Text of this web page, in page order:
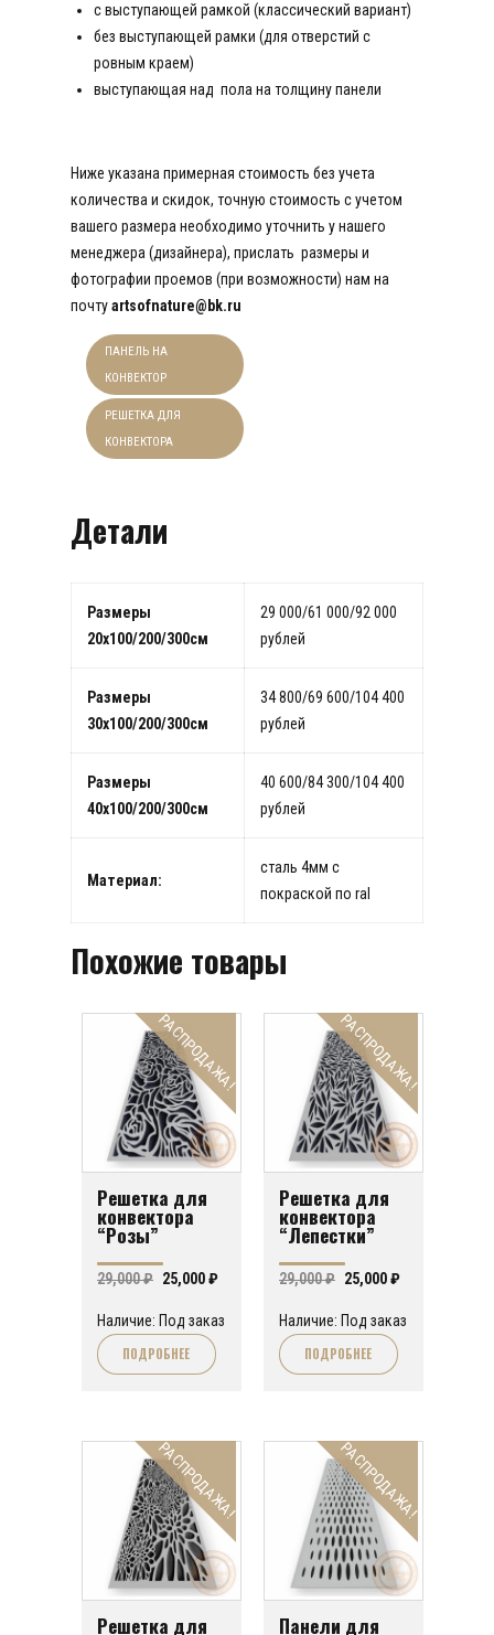
с выступающей рамкой (классический вариант)
без выступающей рамки (для отверстий с
ровным краем)
выступающая над пола на толщину панели
Ниже указана примерная стоимость без учета
количества и скидок, точную стоимость с учетом
вашего размера необходимо уточнить у нашего
менеджера (дизайнера), прислать размеры и
фотографии проемов (при возможности) нам на
почтуartsofnature@bk.ru
ПАНЕЛЬ НА
КОНВЕКТОР
РЕШЕТКА ДЛЯ
КОНВЕКТОРА
Детали
Размеры
20х100/200/300см
29 000/61 000/92 000
рублей
Размеры
30х100/200/300см
34 800/69 600/104 400
рублей
Размеры
40х100/200/300см
40 600/84 300/104 400
рублей
Материал:
сталь 4мм с
покраской по ral
Похожие товары
РАСПРОДАЖА!
Решетка для
конвектора
“Розы”
29,000₽ Первоначальная
составляла
29,000 ₽.
25,000₽Текущая
25,000 ₽.
Наличие: Под заказ
ПОДРОБНЕЕ
РАСПРОДАЖА!
Решетка для
конвектора
“Лепестки”
29,000₽ Первоначальная
составляла
29,000 ₽.
25,000₽Текущая
25,000 ₽.
Наличие: Под заказ
ПОДРОБНЕЕ
РАСПРОДАЖА!
Решетка для
РАСПРОДАЖА!
Панели для